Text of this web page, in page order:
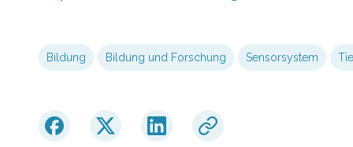
Bildung Bildung und Forschung Sensorsystem